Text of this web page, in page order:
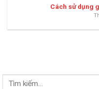
Cách sử dụng